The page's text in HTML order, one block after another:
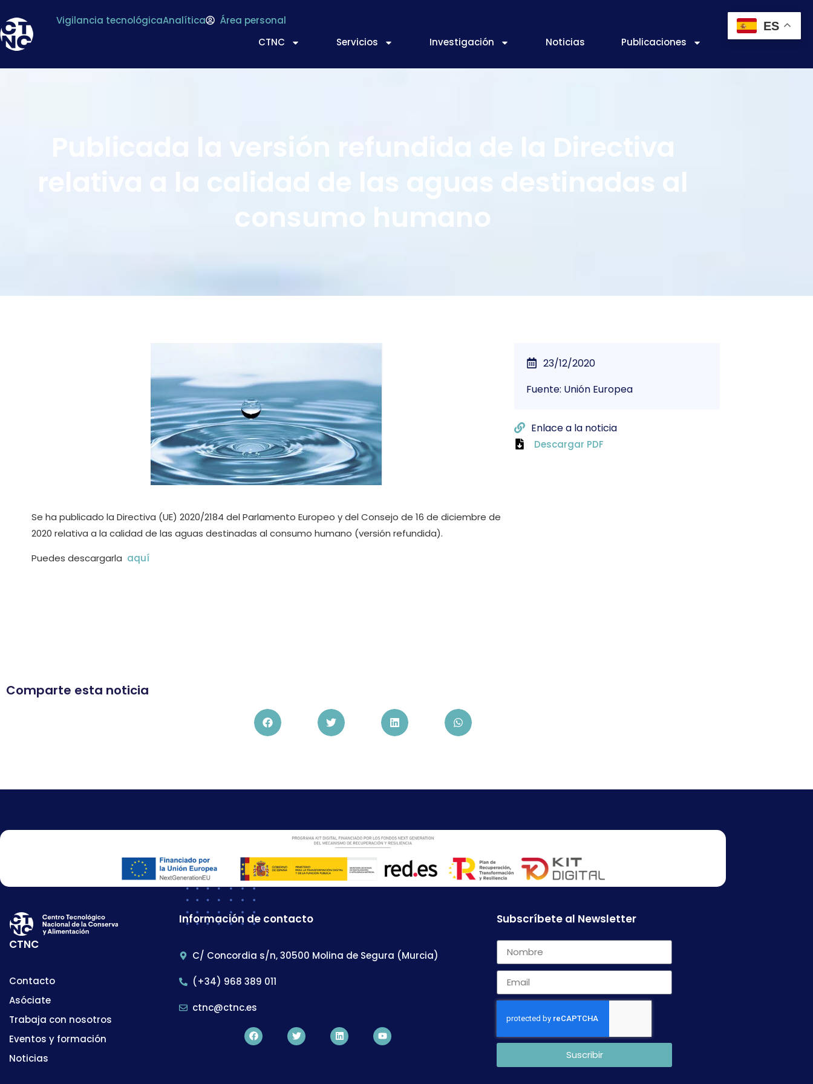
Vigilancia tecnológicaAnalítica
Área personal
CTNC
Servicios Investigación Noticias Publicaciones
Publicada la versión refundida de la Directiva
relativa a la calidad de las aguas destinadas al
consumo humano
Se ha publicado la Directiva (UE) 2020/2184 del Parlamento Europeo y del Consejo de 16 de diciembre de
2020 relativa a la calidad de las aguas destinadas al consumo humano (versión refundida).
Puedes descargarla aquí
23/12/2020
Fuente: Unión Europea
Enlace a la noticia
Descargar PDF
Comparte esta noticia
CTNC
Contacto
Asóciate
Trabaja con nosotros
Eventos y formación
Noticias
Información de contacto
C/ Concordia s/n, 30500 Molina de Segura (Murcia)
(+34) 968 389 011
ctnc@ctnc.es
Subscríbete al Newsletter
Suscribir
ES